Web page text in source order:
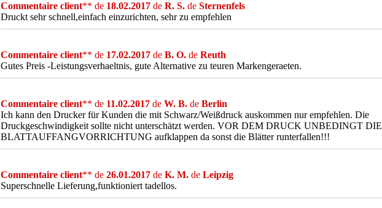
Commentaire client** de 18.02.2017 de R. S. de Sternenfels
Druckt sehr schnell,einfach einzurichten, sehr zu empfehlen
Commentaire client** de 17.02.2017 de B. O. de Reuth
Gutes Preis -Leistungsverhaeltnis, gute Alternative zu teuren Markengeraeten.
Commentaire client** de 11.02.2017 de W. B. de Berlin
Ich kann den Drucker für Kunden die mit Schwarz/Weißdruck auskommen nur empfehlen. Die
Druckgeschwindigkeit sollte nicht unterschätzt werden. VOR DEM DRUCK UNBEDINGT DIE
BLATTAUFFANGVORRICHTUNG aufklappen da sonst die Blätter runterfallen!!!
Commentaire client** de 26.01.2017 de K. M. de Leipzig
Superschnelle Lieferung,funktioniert tadellos.